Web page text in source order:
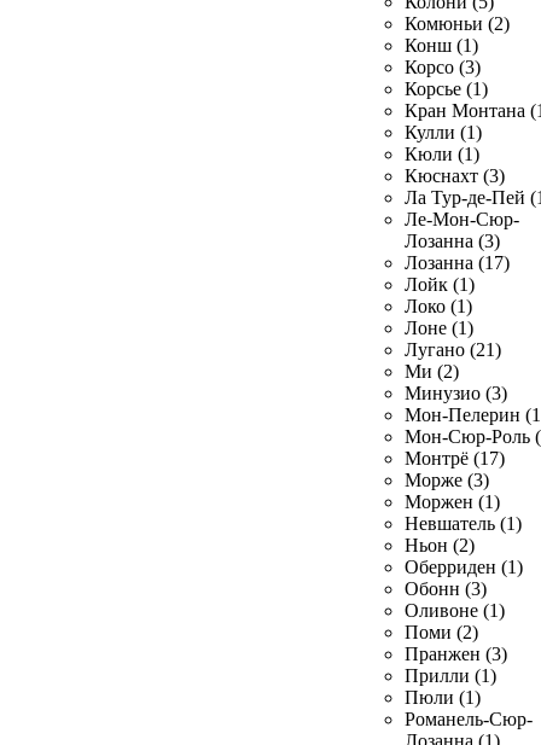
Комюньи (2)
Конш (1)
Корсо (3)
Корсье (1)
Кран Монтана
Кулли (1)
Кюли (1)
Кюснахт (3)
Ла Тур-де-Пей
Ле-Мон-Сюр-
Лозанна (3)
Лозанна (17)
Лойк (1)
Локо (1)
Лоне (1)
Лугано (21)
Ми (2)
Минузио (3)
Мон-Пелерин
Мон-Сюр-Роль
Монтрё (17)
Морже (3)
Моржен (1)
Невшатель (1)
Ньон (2)
Оберриден (1)
Обонн (3)
Оливоне (1)
Поми (2)
Пранжен (3)
Прилли (1)
Пюли (1)
Романель-Сюр-
Лозанна (1)